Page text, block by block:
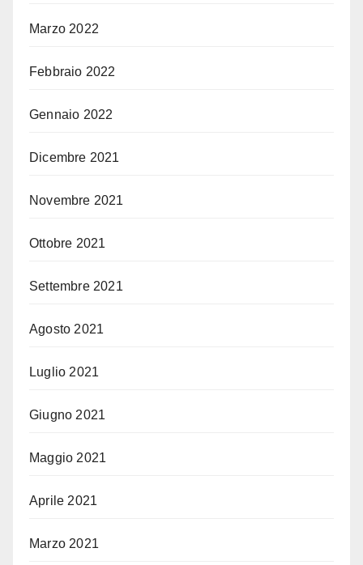
Marzo 2022
Febbraio 2022
Gennaio 2022
Dicembre 2021
Novembre 2021
Ottobre 2021
Settembre 2021
Agosto 2021
Luglio 2021
Giugno 2021
Maggio 2021
Aprile 2021
Marzo 2021